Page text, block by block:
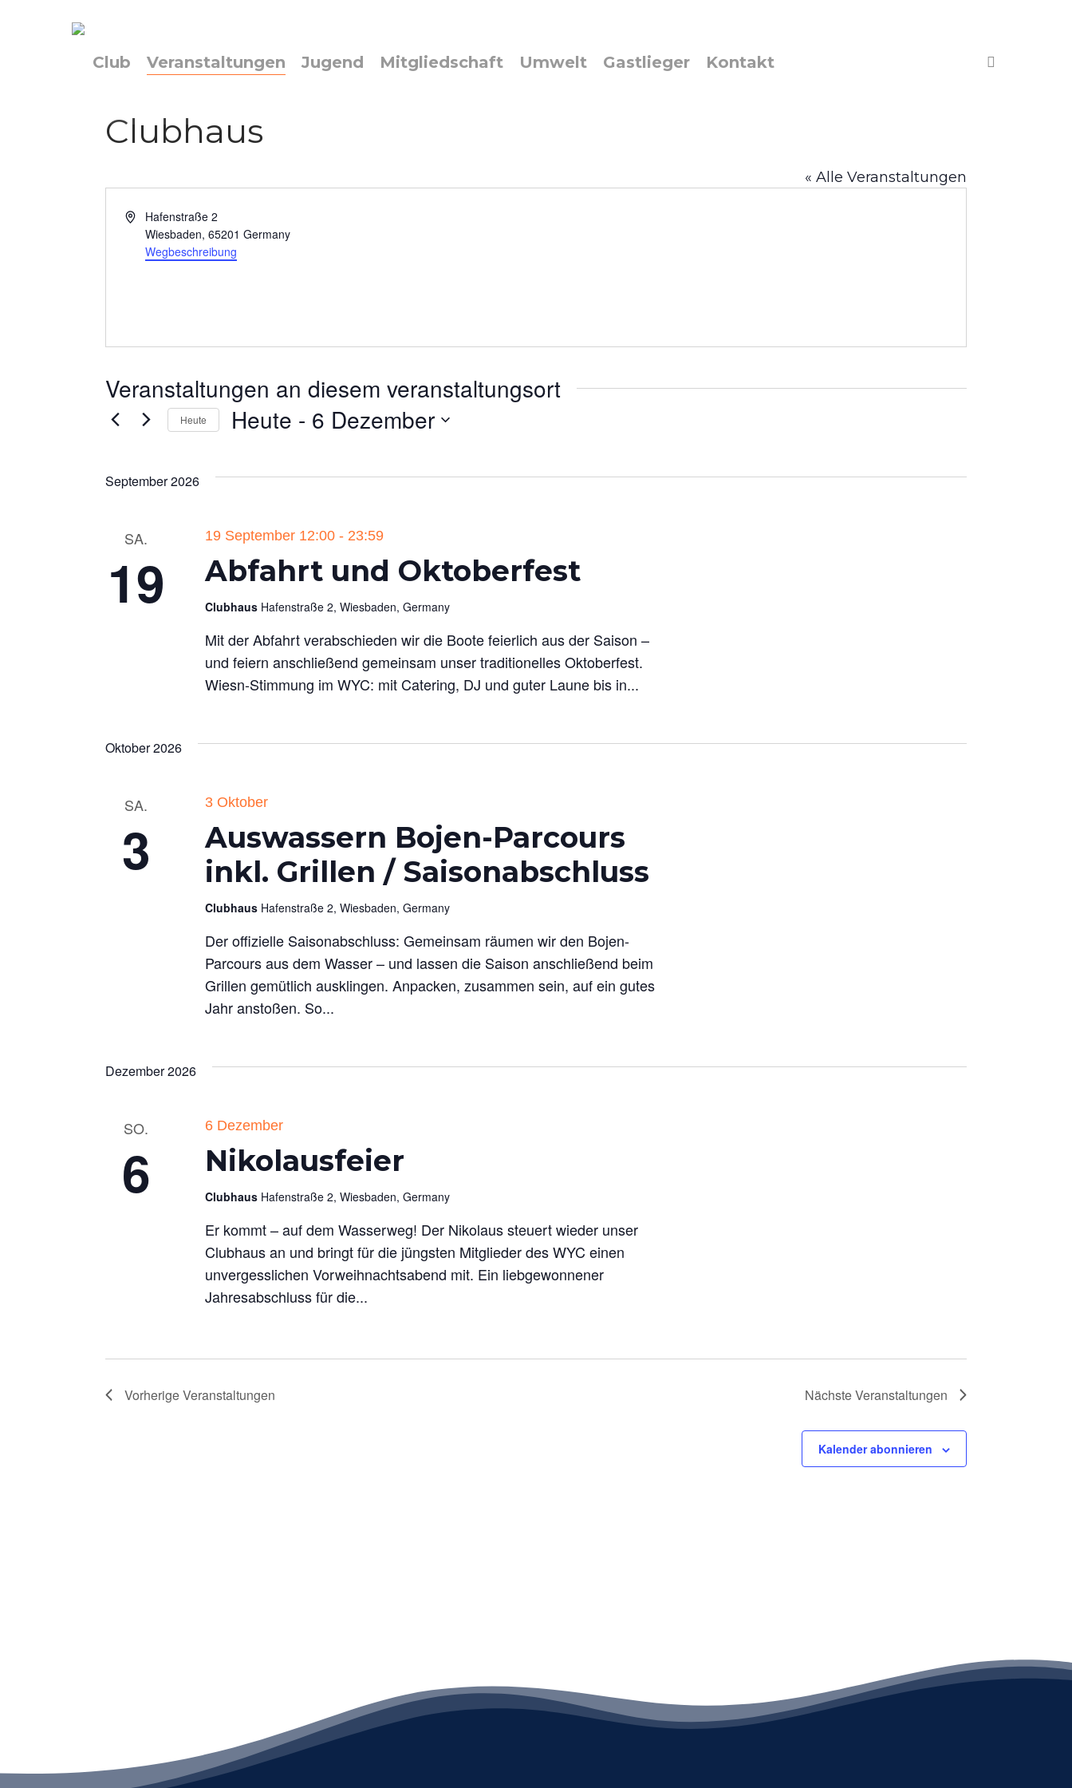
Club Veranstaltungen Jugend Mitgliedschaft Umwelt Gastlieger Kontakt
Clubhaus
« Alle Veranstaltungen
AdresseHafenstraße 2
Wiesbaden, 65201 Germany
Wegbeschreibung
Veranstaltungen an diesem veranstaltungsort
Heute Heute - 6 Dezember
September 2026
SA.
19 Abfahrt und Oktoberfest
19 September 12:00 - 23:59
Clubhaus Hafenstraße 2, Wiesbaden, Germany
Mit der Abfahrt verabschieden wir die Boote feierlich aus der Saison –
und feiern anschließend gemeinsam unser traditionelles Oktoberfest.
Wiesn-Stimmung im WYC: mit Catering, DJ und guter Laune bis in...
Oktober 2026
SA.
3
Auswassern Bojen-Parcours
inkl. Grillen / Saisonabschluss
3 Oktober
Clubhaus Hafenstraße 2, Wiesbaden, Germany
Der offizielle Saisonabschluss: Gemeinsam räumen wir den Bojen-
Parcours aus dem Wasser – und lassen die Saison anschließend beim
Grillen gemütlich ausklingen. Anpacken, zusammen sein, auf ein gutes
Jahr anstoßen. So...
Dezember 2026
SO.
6 Nikolausfeier
6 Dezember
Clubhaus Hafenstraße 2, Wiesbaden, Germany
Er kommt – auf dem Wasserweg! Der Nikolaus steuert wieder unser
Clubhaus an und bringt für die jüngsten Mitglieder des WYC einen
unvergesslichen Vorweihnachtsabend mit. Ein liebgewonnener
Jahresabschluss für die...
VorherigeVeranstaltungen NächsteVeranstaltungen
Kalender abonnieren